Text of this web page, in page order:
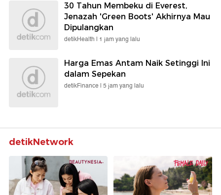
30 Tahun Membeku di Everest,
Jenazah 'Green Boots' Akhirnya Mau
Dipulangkan
detikHealth | 1 jam yang lalu
Harga Emas Antam Naik Setinggi Ini
dalam Sepekan
detikFinance | 5 jam yang lalu
detikNetwork